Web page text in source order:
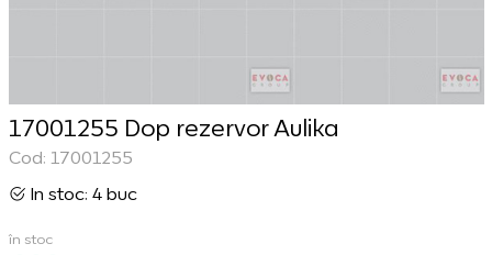
17001255 Dop rezervor Aulika
Cod: 17001255
In stoc: 4 buc
în stoc